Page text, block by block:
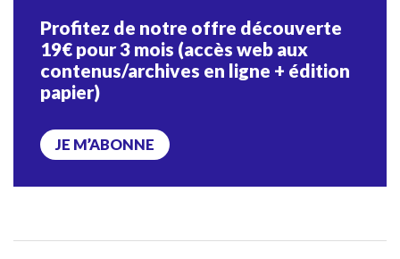
Profitez de notre offre découverte
19€ pour 3 mois (accès web aux
contenus/archives en ligne + édition
papier)
JE M’ABONNE